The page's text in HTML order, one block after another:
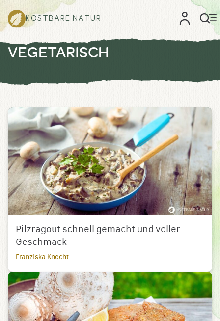
KOSTBARE NATUR
VEGETARISCH
Pilzragout schnell gemacht und voller
Geschmack
Franziska Knecht